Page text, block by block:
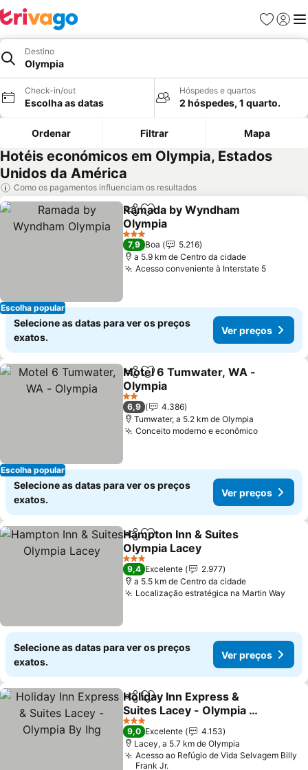
Favoritos
Iniciar
Destino
Olympia
Check-in/out
Escolha as datas
Hóspedes e quartos
2 hóspedes, 1 quarto.
Ordenar Filtrar Mapa
Hotéis económicos em Olympia, Estados
Unidos da América
Como os pagamentos influenciam os resultados
Escolha popular
PartilharAdicionar aos favoritos
Ramada by Wyndham
Olympia
3 Estrelas
7,9 Boa
5.216
a 5.9 km de Centro da cidade
Acesso conveniente à Interstate 5
Selecione as datas para ver os preços
exatos.
Ver preços
Escolha popular
PartilharAdicionar aos favoritos
Motel 6 Tumwater, WA -
Olympia
2 Estrelas
6,9
4.386
Tumwater, a 5.2 km de Olympia
Conceito moderno e econômico
Selecione as datas para ver os preços
exatos.
Ver preços
PartilharAdicionar aos favoritos
Hampton Inn & Suites
Olympia Lacey
3 Estrelas
9,4 Excelente
2.977
a 5.5 km de Centro da cidade
Localização estratégica na Martin Way
Selecione as datas para ver os preços
exatos.
Ver preços
PartilharAdicionar aos favoritos
Holiday Inn Express &
Suites Lacey - Olympia By
Ihg
3 Estrelas
9,0 Excelente
4.153
Lacey, a 5.7 km de Olympia
Acesso ao Refúgio de Vida Selvagem Billy
Frank Jr.